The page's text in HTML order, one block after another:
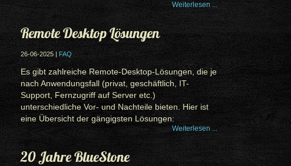
Weiterlesen ...
Remote Desktop Lösungen
26-06-2025 | FAQ
Es gibt zahlreiche Remote-Desktop-Lösungen, die je
nach Anwendungsfall (privat, geschäftlich, IT-
Support, Fernzugriff auf Server etc.)
unterschiedliche Vor- und Nachteile bieten. Hier ist
eine Übersicht der gängigsten Lösungen:
Weiterlesen ...
20 Jahre BlueStone